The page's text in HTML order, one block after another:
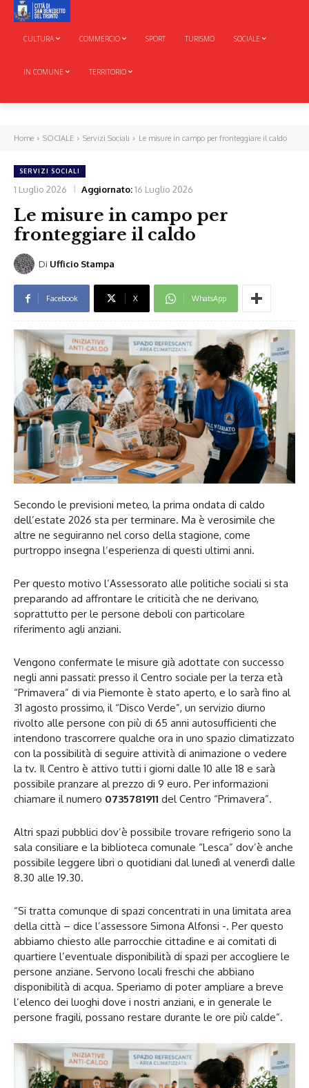
CULTURA COMMERCIO SPORT TURISMO SOCIALE
IN COMUNE TERRITORIO
Home SOCIALE Servizi Sociali Le misure in campo per fronteggiare il caldo
SERVIZI SOCIALI
1 Luglio 2026 Aggiornato:16 Luglio 2026
Le misure in campo per
fronteggiare il caldo
Di Ufficio Stampa
Facebook X WhatsApp
Secondo le previsioni meteo, la prima ondata di caldo
dell’estate 2026 sta per terminare. Ma è verosimile che
altre ne seguiranno nel corso della stagione, come
purtroppo insegna l’esperienza di questi ultimi anni.
Per questo motivo l’Assessorato alle politiche sociali si sta
preparando ad affrontare le criticità che ne derivano,
soprattutto per le persone deboli con particolare
riferimento agli anziani.
Vengono confermate le misure già adottate con successo
negli anni passati: presso il Centro sociale per la terza età
“Primavera” di via Piemonte è stato aperto, e lo sarà fino al
31 agosto prossimo, il “Disco Verde”, un servizio diurno
rivolto alle persone con più di 65 anni autosufficienti che
intendono trascorrere qualche ora in uno spazio climatizzato
con la possibilità di seguire attività di animazione o vedere
la tv. Il Centro è attivo tutti i giorni dalle 10 alle 18 e sarà
possibile pranzare al prezzo di 9 euro. Per informazioni
chiamare il numero 0735781911 del Centro “Primavera”.
Altri spazi pubblici dov’è possibile trovare refrigerio sono la
sala consiliare e la biblioteca comunale “Lesca” dov’è anche
possibile leggere libri o quotidiani dal lunedì al venerdì dalle
8.30 alle 19.30.
“Si tratta comunque di spazi concentrati in una limitata area
della città – dice l’assessore Simona Alfonsi -. Per questo
abbiamo chiesto alle parrocchie cittadine e ai comitati di
quartiere l’eventuale disponibilità di spazi per accogliere le
persone anziane. Servono locali freschi che abbiano
disponibilità di acqua. Speriamo di poter ampliare a breve
l’elenco dei luoghi dove i nostri anziani, e in generale le
persone fragili, possano restare durante le ore più calde”.